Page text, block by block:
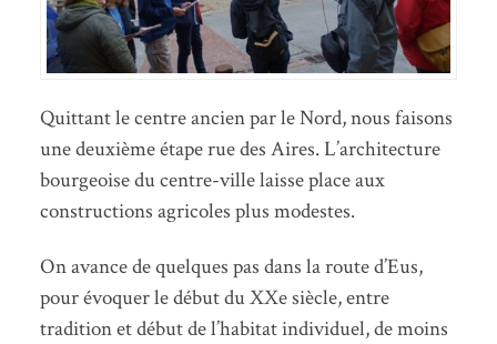
Quittant le centre ancien par le Nord, nous faisons
une deuxième étape rue des Aires. L’architecture
bourgeoise du centre-ville laisse place aux
constructions agricoles plus modestes.
On avance de quelques pas dans la route d’Eus,
pour évoquer le début du XXe siècle, entre
tradition et début de l’habitat individuel, de moins